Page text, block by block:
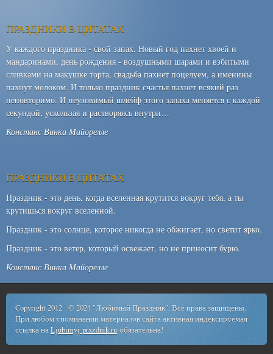
ПРАЗДНИКИ В ЦИТАТАХ
У каждого праздника - свой запах. Новый год пахнет хвоей и
мандаринами, день рождения - воздушными шарами и взбитыми
сливками на макушке торта, свадьба пахнет поцелуем, а именины
пахнут молоком. И только праздник счастья пахнет всякий раз
неповторимо. И неуловимый шлейф этого запаха меняется с каждой
секундой, ускользая и растворяясь внутри…
Констанс Винка Майорелле
ПРАЗДНИКИ В ЦИТАТАХ
Праздник - это день, когда вселенная крутится вокруг тебя, а ты
крутишься вокруг вселенной.
Праздник - это солнце, которое никогда не обжигает, но светит ярко.
Праздник - это ветер, который освежает, но не приносит бурю.
Констанс Винка Майорелле
Copyright 2012 - © 2024 "Любимый Праздник". Все права защищены.
При любом упоминании материалов сайта активная индексируемая
ссылка наLjubimyj-prazdnik.ru обязательна!